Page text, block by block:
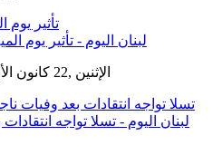
تأثير
GMT 17:54 2025 الإثنين ,22 كانون الأول / ديسمبر
تسلا تواجه انتقادات بعد وفيات